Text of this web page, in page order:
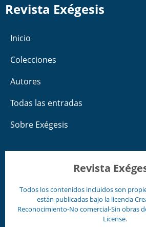
Revista Exégesis
Inicio
Colecciones
Autores
Todas las entradas
Sobre Exégesis
Revista
Todos los contenidos incluidos son
están publicadas bajo la licencia
Reconocimiento-No comercial-Sin obras
License.